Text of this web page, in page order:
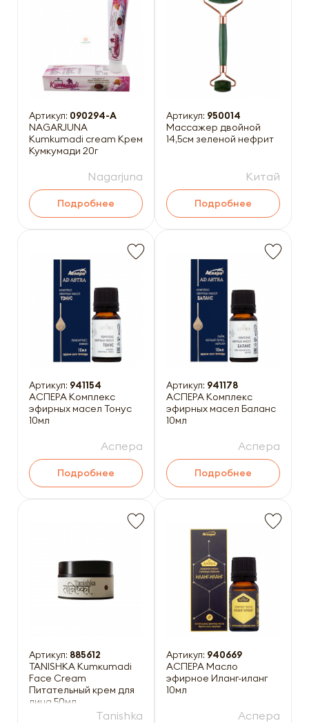
Артикул: 090294-A
NAGARJUNA
Kumkumadi cream Крем
Кумкумади 20г
Nagarjuna
Подробнее
Артикул: 950014
Массажер двойной
14,5см зеленой нефрит
Китай
Подробнее
Артикул: 941154
АСПЕРА Комплекс
эфирных масел Тонус
10мл
Аспера
Подробнее
Артикул: 941178
АСПЕРА Комплекс
эфирных масел Баланс
10мл
Аспера
Подробнее
Артикул: 885612
TANISHKA Kumкumadi
Face Cream
Питательный крем для
лица 50мл
Tanishka
Артикул: 940669
АСПЕРА Масло
эфирное Иланг-иланг
10мл
Аспера